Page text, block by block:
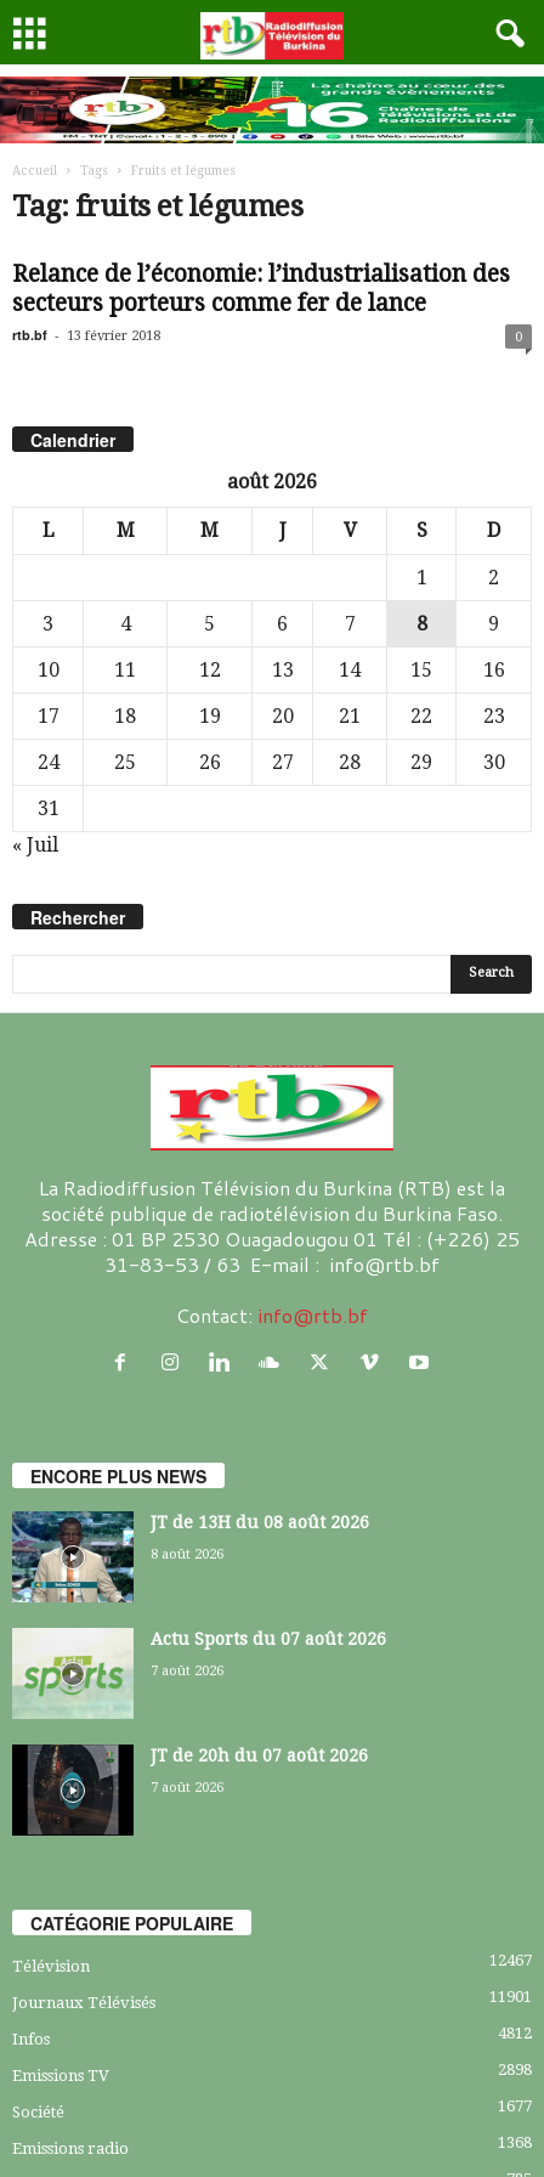
Accueil Tags Fruits et légumes
Tag: fruits et légumes
Relance de l’économie: l’industrialisation des
secteurs porteurs comme fer de lance
rtb.bf - 13 février 2018 0
Calendrier
août 2026
L M M J V S D
1
2
3
4 5 6 7 8
9
10
11 12 13 14 15
16
17
18 19 20 21 22
23
24
25 26 27 28 29
30
31
« Juil
Rechercher
La Radiodiffusion Télévision du Burkina (RTB) est la
société publique de radiotélévision du Burkina Faso.
Adresse : 01 BP 2530 Ouagadougou 01 Tél : (+226) 25
31-83-53 / 63 E-mail : info@rtb.bf
Contact: info@rtb.bf
ENCORE PLUS NEWS
JT de 13H du 08 août 2026
8 août 2026
Actu Sports du 07 août 2026
7 août 2026
JT de 20h du 07 août 2026
7 août 2026
CATÉGORIE POPULAIRE
Télévision 12467
Journaux Télévisés 11901
Infos 4812
Emissions TV 2898
Société 1677
Emissions radio 1368